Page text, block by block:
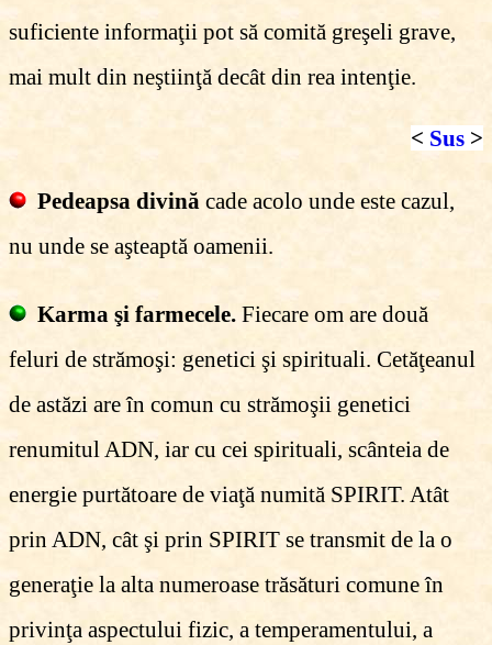
suficiente informaţii pot să comită greşeli grave,
mai mult din neştiinţă decât din rea intenţie.
< Sus >
Pedeapsa divină cade acolo unde este cazul,
nu unde se aşteaptă oamenii.
Karma şi farmecele. Fiecare om are două
feluri de strămoşi: genetici şi spirituali. Cetăţeanul
de astăzi are în comun cu strămoşii genetici
renumitul ADN, iar cu cei spirituali, scânteia de
energie purtătoare de viaţă numită SPIRIT. Atât
prin ADN, cât şi prin SPIRIT se transmit de la o
generaţie la alta numeroase trăsături comune în
privinţa aspectului fizic, a temperamentului, a